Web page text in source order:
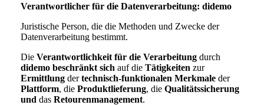
Verantwortlicher für die Datenverarbeitung: didemo
Juristische Person, die die Methoden und Zwecke der
Datenverarbeitung bestimmt.
Die Verantwortlichkeit für die Verarbeitung durch
didemo beschränkt sich auf die Tätigkeiten zur
Ermittlung dertechnisch-funktionalen Merkmale der
Plattform, die Produktlieferung, die Qualitätssicherung
und das Retourenmanagement.